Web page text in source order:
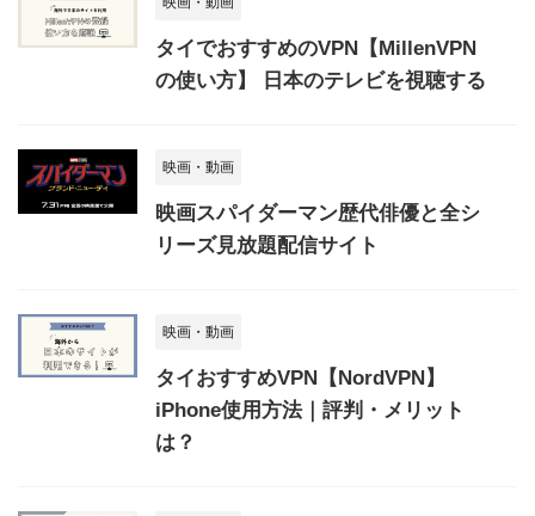
タイでおすすめのVPN【MillenVPN
の使い方】 日本のテレビを視聴する
映画・動画
映画スパイダーマン歴代俳優と全シ
リーズ見放題配信サイト
映画・動画
タイおすすめVPN【NordVPN】
iPhone使用方法｜評判・メリット
は？